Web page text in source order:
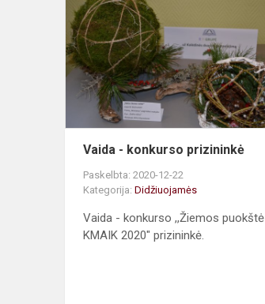
Vaida - konkurso prizininkė
Paskelbta: 2020-12-22
Kategorija: Didžiuojamės
Vaida - konkurso ,,Žiemos puokštė
KMAIK 2020" prizininkė.